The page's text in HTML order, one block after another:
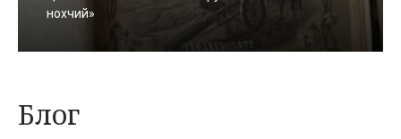
нохчий»
Блог